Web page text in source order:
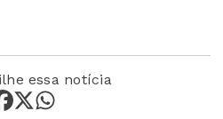
essa notícia